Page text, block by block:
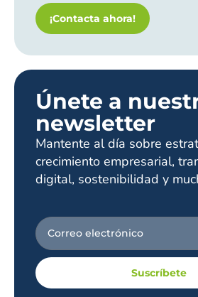
¡Contacta ahora!
Únete a
newsletter
Mantente al día sobre
crecimiento empresarial,
digital, sostenibilidad y
Suscríbete